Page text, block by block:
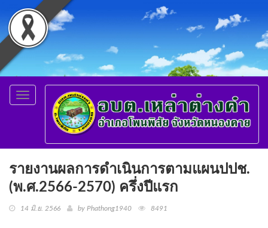
Toggle
navigation
รายงานผลการดำเนินการตามแผนปปช.
(พ.ศ.2566-2570) ครึ่งปีแรก
14 มิ.ย. 2566 by Phathong1940 8491